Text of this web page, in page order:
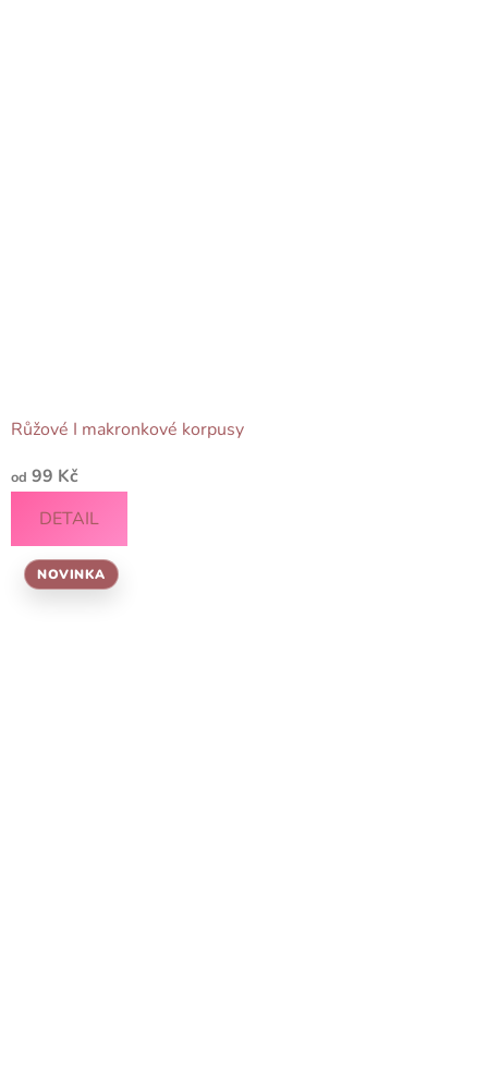
Růžové I makronkové korpusy
od 99 Kč
DETAIL
NOVINKA